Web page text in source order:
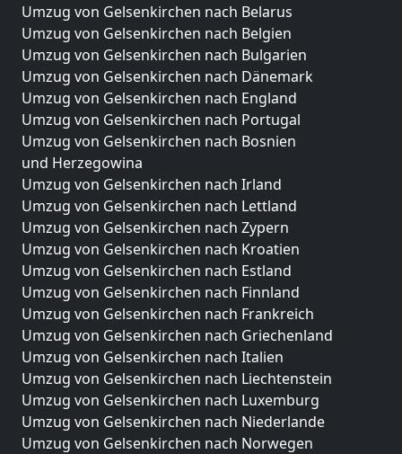
Umzug von Gelsenkirchen nach Belarus
Umzug von Gelsenkirchen nach Belgien
Umzug von Gelsenkirchen nach Bulgarien
Umzug von Gelsenkirchen nach Dänemark
Umzug von Gelsenkirchen nach England
Umzug von Gelsenkirchen nach Portugal
Umzug von Gelsenkirchen nach Bosnien
und Herzegowina
Umzug von Gelsenkirchen nach Irland
Umzug von Gelsenkirchen nach Lettland
Umzug von Gelsenkirchen nach Zypern
Umzug von Gelsenkirchen nach Kroatien
Umzug von Gelsenkirchen nach Estland
Umzug von Gelsenkirchen nach Finnland
Umzug von Gelsenkirchen nach Frankreich
Umzug von Gelsenkirchen nach Griechenland
Umzug von Gelsenkirchen nach Italien
Umzug von Gelsenkirchen nach Liechtenstein
Umzug von Gelsenkirchen nach Luxemburg
Umzug von Gelsenkirchen nach Niederlande
Umzug von Gelsenkirchen nach Norwegen